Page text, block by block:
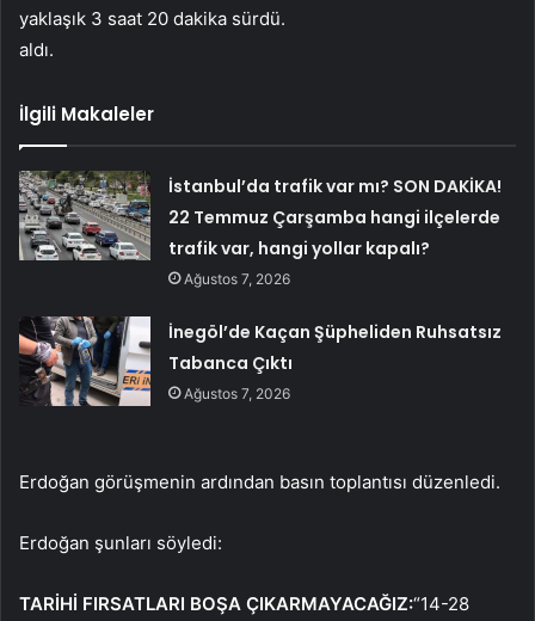
yaklaşık 3 saat 20 dakika sürdü.
aldı.
İlgili Makaleler
İstanbul’da trafik var mı? SON DAKİKA!
22 Temmuz Çarşamba hangi ilçelerde
trafik var, hangi yollar kapalı?
Ağustos 7, 2026
İnegöl’de Kaçan Şüpheliden Ruhsatsız
Tabanca Çıktı
Ağustos 7, 2026
Erdoğan görüşmenin ardından basın toplantısı düzenledi.
Erdoğan şunları söyledi:
TARİHİ FIRSATLARI BOŞA ÇIKARMAYACAĞIZ:“14-28